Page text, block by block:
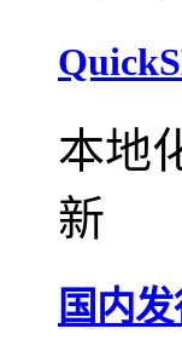
本地
新
国内